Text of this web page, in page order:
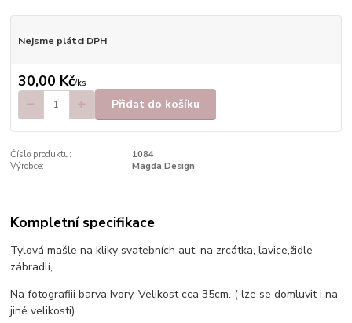
Nejsme plátci DPH
30,00 Kč/ks
Přidat do košíku
Číslo produktu:
1084
Výrobce:
Magda Design
Kompletní specifikace
Tylová mašle na kliky svatebních aut, na zrcátka, lavice,židle
zábradlí,.....
Na fotografiii barva Ivory. Velikost cca 35cm. ( lze se domluvit i na
jiné velikosti)